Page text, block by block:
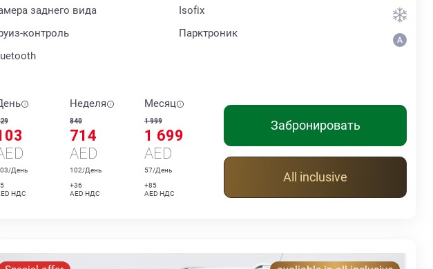
заднего вида
контроль
Isofix
Парктроник
День
НДС
Неделя
840
714
AED
102/День
+36
AED НДС
Месяц
1 999
1 699
AED
57/День
+85
AED НДС
Забронировать
All inclusive